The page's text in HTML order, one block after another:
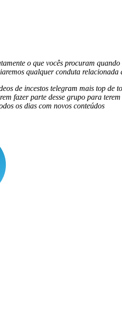
o que vocês procuram
qualquer conduta
de incestos telegram mais top
fazer parte desse grupo para
os dias com novos conteúdos